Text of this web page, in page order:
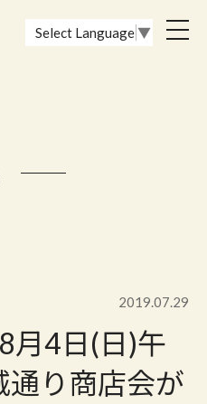
Select Language ▼
2019.07.29
月4日(日)午
り商店会が